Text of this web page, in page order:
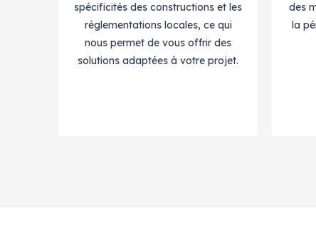
spécificités des constructions et les
réglementations locales, ce qui
nous permet de vous offrir des
solutions adaptées à votre projet.
des
la